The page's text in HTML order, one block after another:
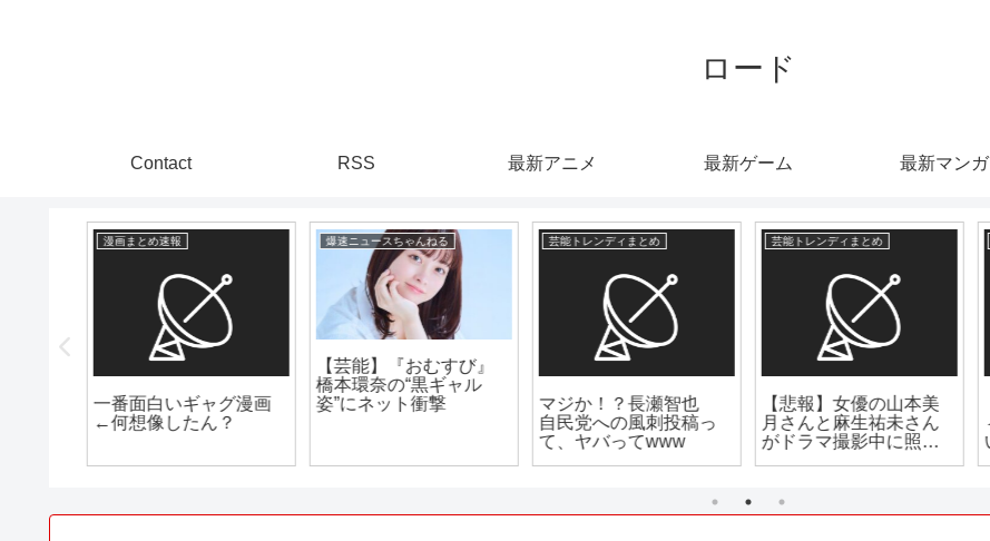
ロード
Contact RSS 最新アニメ 最新ゲーム 最新マンガ
爆速ニュースちゃんねる
【芸能】『おむすび』
姿”にネット衝撃
芸能トレンディまとめ
マジか！？長瀬智也
芸能トレンディまとめ
【悲報】女優の山本美
月さんと麻生祐未さん
がドラマ撮影中に照明
芸能トレンディまとめ
【仰天】70歳トレンデ
ィ俳優の現在！電車通
いで焼肉店で働く姿が